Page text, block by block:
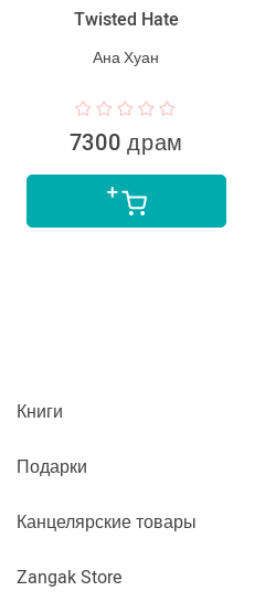
Twisted Hate
Ана Хуан
7300 драм
Книги
Подарки
Канцелярские товары
Zangak Store